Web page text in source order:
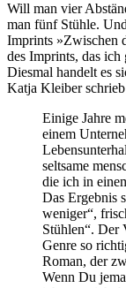
Will man vier
man fünf Stühle.
Imprints »Zwischen
des Imprints, das
Diesmal handelt es
Katja Kleiber
Einige Jahre
einem
seltsame
die ich in
Das Ergebnis
weniger“,
Stühlen“. Der
Genre so
Roman, der
Wenn Du